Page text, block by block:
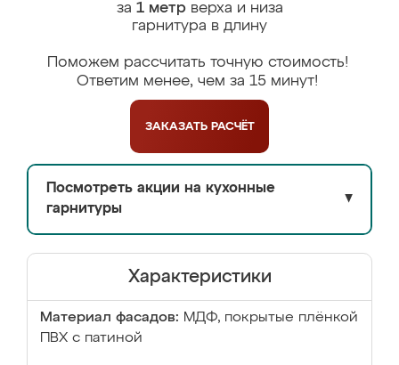
за 1 метрверха и низа
гарнитура в длину
Поможем рассчитать точную стоимость!
Ответим менее, чем за 15 минут!
ЗАКАЗАТЬ РАСЧЁТ
Посмотреть акции на кухонные
гарнитуры
▼
Характеристики
Материал фасадов: МДФ, покрытые плёнкой
ПВХ с патиной